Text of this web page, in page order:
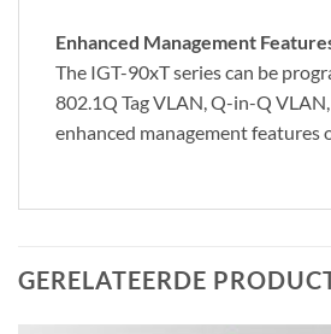
Enhanced Management
The IGT-90xT series can be
802.1Q Tag VLAN, Q-in-Q
enhanced management
GERELATEERDE